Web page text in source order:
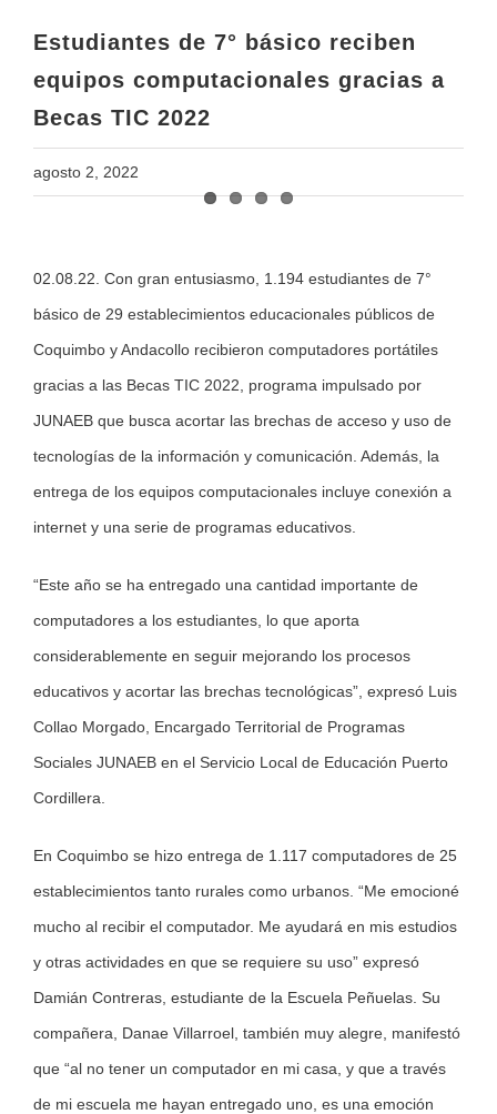
Estudiantes de 7° básico reciben
equipos computacionales gracias a
Becas TIC 2022
agosto 2, 2022
Larger
Image
02.08.22. Con gran entusiasmo, 1.194 estudiantes de 7°
básico de 29 establecimientos educacionales públicos de
Coquimbo y Andacollo recibieron computadores portátiles
gracias a las Becas TIC 2022, programa impulsado por
JUNAEB que busca acortar las brechas de acceso y uso de
tecnologías de la información y comunicación. Además, la
entrega de los equipos computacionales incluye conexión a
internet y una serie de programas educativos.
“Este año se ha entregado una cantidad importante de
computadores a los estudiantes, lo que aporta
considerablemente en seguir mejorando los procesos
educativos y acortar las brechas tecnológicas”, expresó Luis
Collao Morgado, Encargado Territorial de Programas
Sociales JUNAEB en el Servicio Local de Educación Puerto
Cordillera.
En Coquimbo se hizo entrega de 1.117 computadores de 25
establecimientos tanto rurales como urbanos. “Me emocioné
mucho al recibir el computador. Me ayudará en mis estudios
y otras actividades en que se requiere su uso” expresó
Damián Contreras, estudiante de la Escuela Peñuelas. Su
compañera, Danae Villarroel, también muy alegre, manifestó
que “al no tener un computador en mi casa, y que a través
de mi escuela me hayan entregado uno, es una emoción